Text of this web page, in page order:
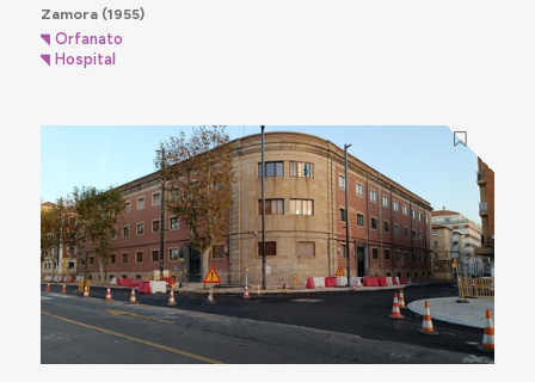
Zamora(1955)
Orfanato
Hospital